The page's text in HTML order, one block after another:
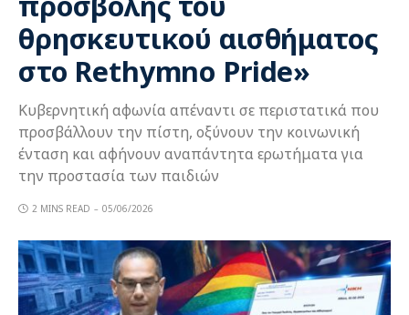
θρησκευτικού αισθήματος
στο Rethymno Pride»
Κυβερνητική αφωνία απέναντι σε περιστατικά που
προσβάλλουν την πίστη, οξύνουν την κοινωνική
ένταση και αφήνουν αναπάντητα ερωτήματα για
την προστασία των παιδιών
2 MINS READ 05/06/2026